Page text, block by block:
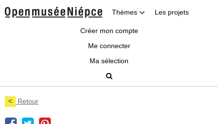
Thèmes Les projets
Créer mon compte
Me connecter
Ma sélection
< Retour